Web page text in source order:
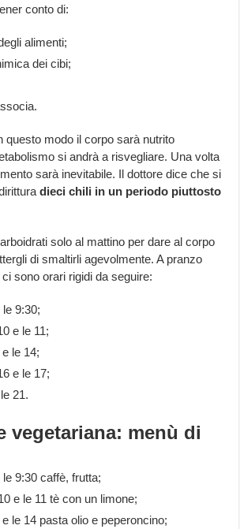
conto di:
alimenti;
dei cibi;
questo modo il corpo sarà nutrito
si andrà a risvegliare. Una volta
sarà inevitabile. Il dottore dice che si
dieci chili in un periodo piuttosto
solo al mattino per dare al corpo
di smaltirli agevolmente. A pranzo
sono orari rigidi da seguire:
le 9:30;
e le 11;
le 14;
e le 17;
21.
vegetariana: menù di
le 9:30 caffè, frutta;
e le 11 tè con un limone;
le 14 pasta olio e peperoncino;